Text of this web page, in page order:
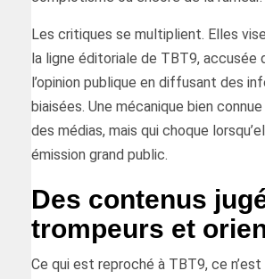
Les critiques se multiplient. Elles
la ligne éditoriale de TBT9, accusée
l’opinion publique en diffusant des
biaisées. Une mécanique bien connue
des médias, mais qui choque
émission grand public.
Des contenus
trompeurs et
Ce qui est reproché à TBT9, ce